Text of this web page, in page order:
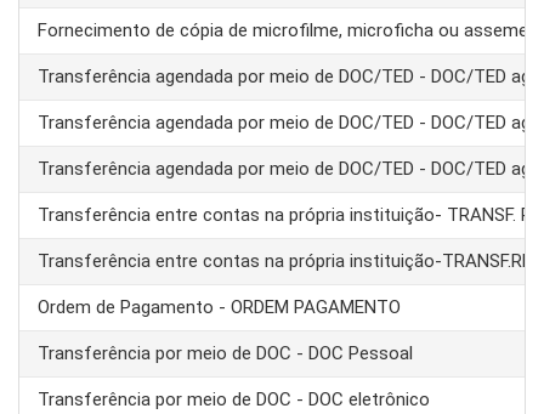
Fornecimento de cópia de microfilme, microficha ou
Transferência agendada por meio de DOC/TED - DOC/TED
Transferência agendada por meio de DOC/TED - DOC/TED
Transferência agendada por meio de DOC/TED - DOC/TED
Transferência entre contas na própria instituição- TRANSF.
Transferência entre contas na própria instituição-
Ordem de Pagamento - ORDEM PAGAMENTO
Transferência por meio de DOC - DOC Pessoal
Transferência por meio de DOC - DOC eletrônico